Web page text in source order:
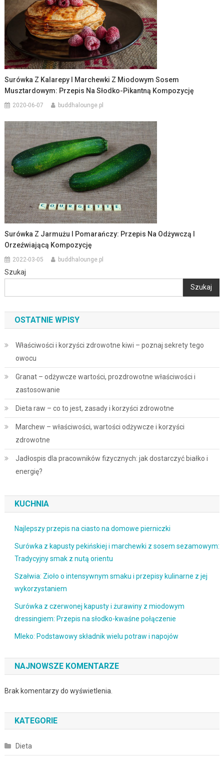
Surówka Z Kalarepy I Marchewki Z Miodowym Sosem
Musztardowym: Przepis Na Słodko-Pikantną Kompozycję
2020-06-07 buddhalounge.pl
Surówka Z Jarmużu I Pomarańczy: Przepis Na Odżywczą I
Orzeźwiającą Kompozycję
2022-03-05 buddhalounge.pl
Szukaj
Szukaj
OSTATNIE WPISY
Właściwości i korzyści zdrowotne kiwi – poznaj sekrety tego
owocu
Granat – odżywcze wartości, prozdrowotne właściwości i
zastosowanie
Dieta raw – co to jest, zasady i korzyści zdrowotne
Marchew – właściwości, wartości odżywcze i korzyści
zdrowotne
Jadłospis dla pracowników fizycznych: jak dostarczyć białko i
energię?
KUCHNIA
Najlepszy przepis na ciasto na domowe pierniczki
Surówka z kapusty pekińskiej i marchewki z sosem sezamowym:
Tradycyjny smak z nutą orientu
Szałwia: Zioło o intensywnym smaku i przepisy kulinarne z jej
wykorzystaniem
Surówka z czerwonej kapusty i żurawiny z miodowym
dressingiem: Przepis na słodko-kwaśne połączenie
Mleko: Podstawowy składnik wielu potraw i napojów
NAJNOWSZE KOMENTARZE
Brak komentarzy do wyświetlenia.
KATEGORIE
Dieta